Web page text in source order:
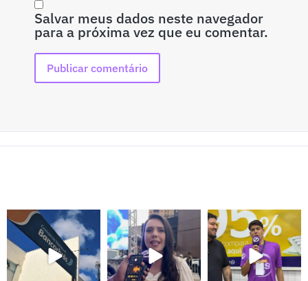
Salvar meus dados neste navegador
para a próxima vez que eu comentar.